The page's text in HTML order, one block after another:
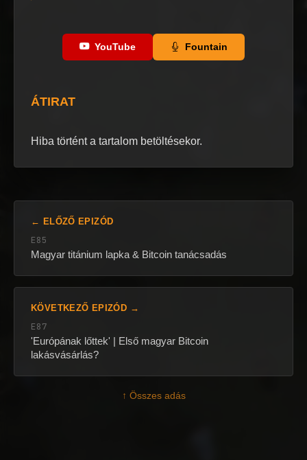
YouTube Fountain
ÁTIRAT
Hiba történt a tartalom betöltésekor.
← ELŐZŐ EPIZÓD
E85
Magyar titánium lapka & Bitcoin tanácsadás
KÖVETKEZŐ EPIZÓD →
E87
'Európának lőttek' | Első magyar Bitcoin
lakásvásárlás?
↑ Összes adás